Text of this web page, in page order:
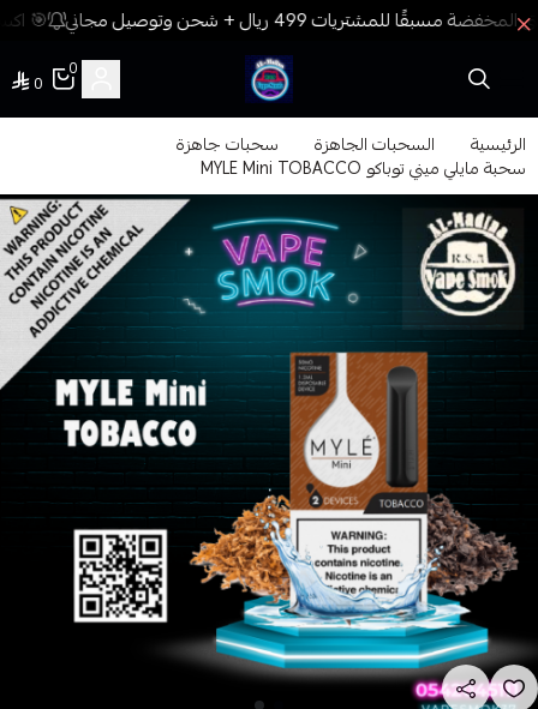
🎯
فيب المدينة
0
0
الرئيسية السحبات الجاهزة سحبات جاهزة
سحبة مايلي ميني توباكو MYLE Mini TOBACCO